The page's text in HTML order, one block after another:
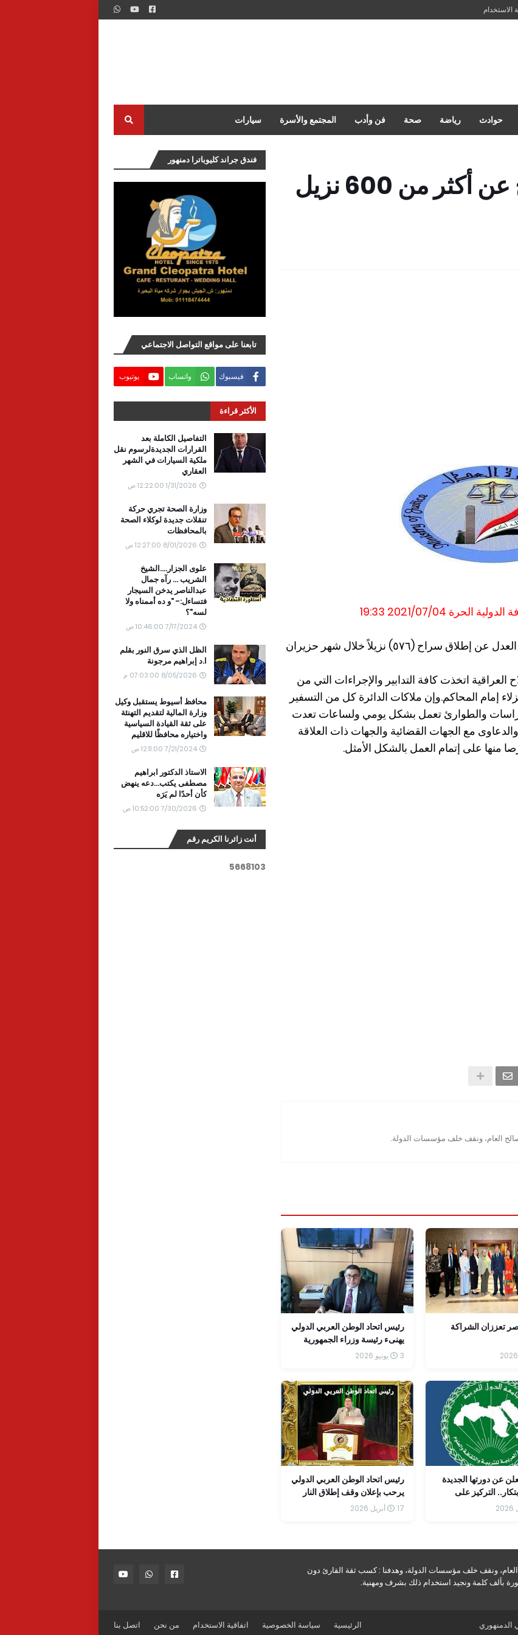
الاستخدام
حوادث رياضة صحة فن وأدب المجتمع والأسرة سيارات
"العدل تعلن الإفراج عن أكثر من 600 نزيل
2021/07/04 19:33
أعلنت دائرة الإصلاح العراقية التابعة لوزارة العدل عن إطلاق سراح (٥٧٦) نزيلاً خلال شهر حزيران
العراقية اتخذت كافة التدابير والإجراءات التي من
إمام المحاكم.وإن ملاكات الدائرة كل من التسفير
والطوارئ تعمل بشكل يومي ولساعات تعدت
مع الجهات القضائية والجهات ذات العلاقة
منها على إتمام العمل بالشكل الأمثل.
العام، ونقف خلف مؤسسات الدولة.
تعززان الشراكة
رئيس اتحاد الوطن العربي الدولي
يهنىء رئيسة وزراء الجمهورية
الإيطالية بذكرى يوم الجمهورية
3 يونيو 2026
عن دورتها الجديدة
التركيز على
وجودة الهواء"
رئيس اتحاد الوطن العربي الدولي
يرحب بإعلان وقف إطلاق النار
في لبنان
17 أبريل 2026
فندق جراند كليوباترا دمنهور
تابعنا على مواقع التواصل الاجتماعي
فيسبوك واتساب يوتيوب
الأكثر قراءة
التفاصيل الكاملة بعد
القرارات الجديدةلرسوم نقل
ملكية السيارات في الشهر
العقاري
1/31/2026 12:22:00 ص
وزارة الصحة تجري حركة
تنقلات جديدة لوكلاء الصحة
بالمحافظات
8/01/2026 12:27:00 ص
علوى الجزار....الشيخ
الشريب ... رآه جمال
عبدالناصر يدخن السيجار
فتساءل:- "و ده أممناه ولا
لسه"؟
7/17/2024 10:46:00 ص
الظل الذي سرق النور بقلم
ا.د إبراهيم مرجونة
8/05/2026 07:03:00 م
محافظ أسيوط يستقبل وكيل
وزارة المالية لتقديم التهنئة
على ثقة القيادة السياسية
واختياره محافظًا للاقليم
7/21/2024 12:11:00 ص
الاستاذ الدكتور ابراهيم
مصطفى يكتب...دعه ينهض
كأن أحدًا لم يَرَه
7/30/2026 10:52:00 ص
أنت زائرنا الكريم رقم
5668103
العام، ونقف خلف مؤسسات الدولة، وهدفنا : كسب ثقة القارئ دون
بألف كلمة ونجيد استخدام ذلك بشرف ومهنية.
الدمنهوري الرئيسية سياسة الخصوصية اتفاقية الاستخدام من نحن اتصل بنا